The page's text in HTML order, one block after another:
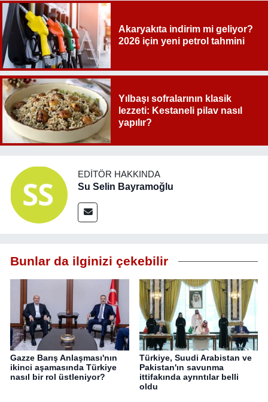
Akaryakıta indirim mi geliyor?
2026 için yeni petrol tahmini
Yılbaşı sofralarının klasik
lezzeti: Kestaneli pilav nasıl
yapılır?
EDITÖR HAKKINDA
Su Selin Bayramoğlu
Bunlar da ilginizi çekebilir
Gazze Barış Anlaşması'nın
ikinci aşamasında Türkiye
nasıl bir rol üstleniyor?
Türkiye, Suudi Arabistan ve
Pakistan'ın savunma
ittifakında ayrıntılar belli
oldu